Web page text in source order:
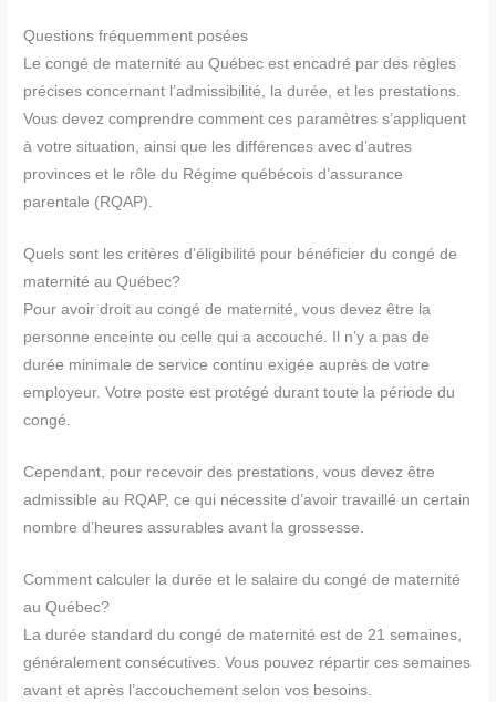
Questions fréquemment posées
Le congé de maternité au Québec est encadré par des règles
précises concernant l’admissibilité, la durée, et les prestations.
Vous devez comprendre comment ces paramètres s’appliquent
à votre situation, ainsi que les différences avec d’autres
provinces et le rôle du Régime québécois d’assurance
parentale (RQAP).
Quels sont les critères d’éligibilité pour bénéficier du congé de
maternité au Québec?
Pour avoir droit au congé de maternité, vous devez être la
personne enceinte ou celle qui a accouché. Il n’y a pas de
durée minimale de service continu exigée auprès de votre
employeur. Votre poste est protégé durant toute la période du
congé.
Cependant, pour recevoir des prestations, vous devez être
admissible au RQAP, ce qui nécessite d’avoir travaillé un certain
nombre d’heures assurables avant la grossesse.
Comment calculer la durée et le salaire du congé de maternité
au Québec?
La durée standard du congé de maternité est de 21 semaines,
généralement consécutives. Vous pouvez répartir ces semaines
avant et après l’accouchement selon vos besoins.